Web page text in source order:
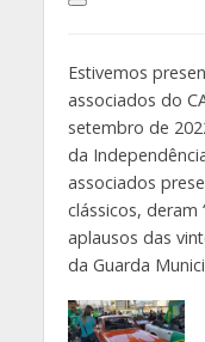
Estivemos
associados do
setembro de
da
associados
clássicos, deram
aplausos das
da Guarda